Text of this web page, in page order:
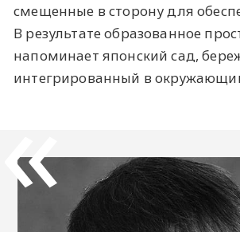
смещенные в сторону для
В результате образованное
напоминает японский сад,
интегрированный в